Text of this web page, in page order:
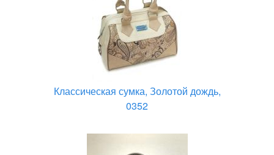
Классическая сумка, Золотой дождь,
0352